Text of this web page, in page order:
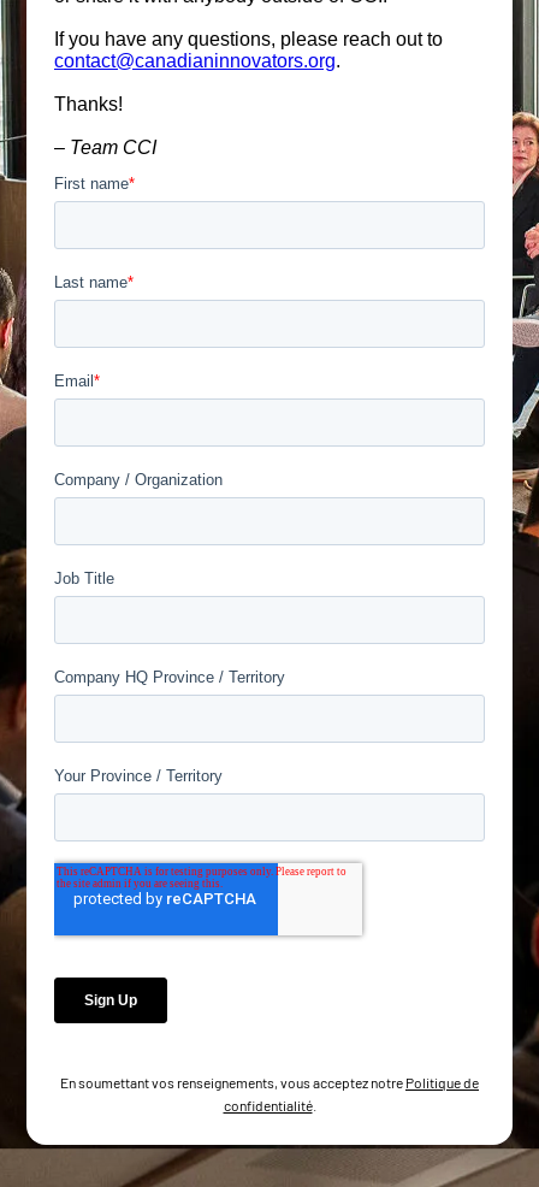
En soumettant vos renseignements, vous acceptez notre Politique de
confidentialité.